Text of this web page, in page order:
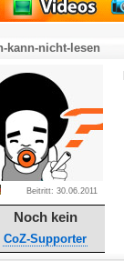
kann-nicht-lesen
Beitritt: 30.06.2011
Noch kein
CoZ-Supporter